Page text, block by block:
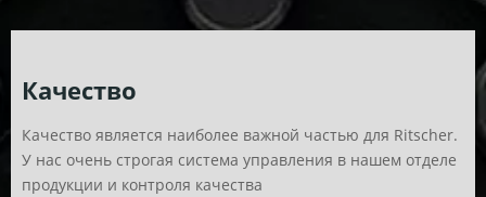
Качество
Качество является наиболее важной частью для Ritscher.
У нас очень строгая система управления в нашем отделе
продукции и контроля качества